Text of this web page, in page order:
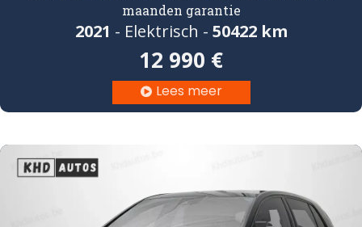
maanden garantie
2021 - Elektrisch - 50422 km
12 990 €
 Lees meer